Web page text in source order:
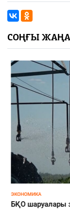
СОҢҒЫ
ЭКОНОМИКА
БҚО шаруалары